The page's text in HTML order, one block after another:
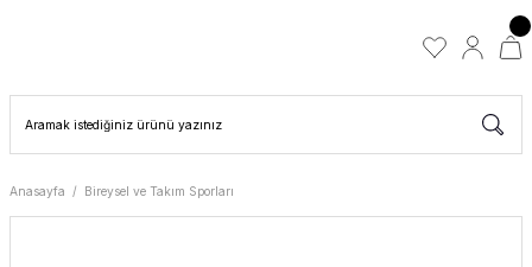
Anasayfa Bireysel ve Takım Sporları